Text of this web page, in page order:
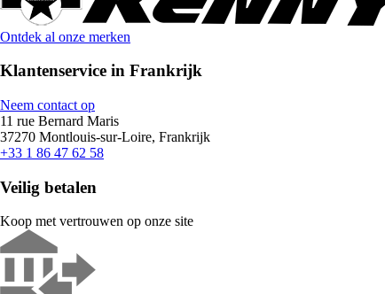
Ontdek al onze merken
Klantenservice in Frankrijk
Neem contact op
11 rue Bernard Maris
37270 Montlouis-sur-Loire, Frankrijk
+33 1 86 47 62 58
Veilig betalen
Koop met vertrouwen op onze site